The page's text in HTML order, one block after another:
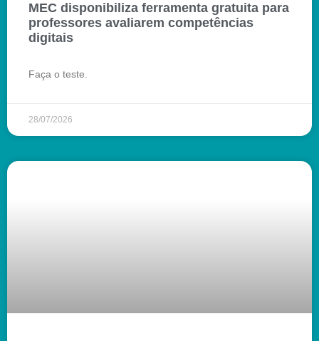
MEC disponibiliza ferramenta gratuita para
professores avaliarem competências
digitais
Faça o teste.
28/07/2026